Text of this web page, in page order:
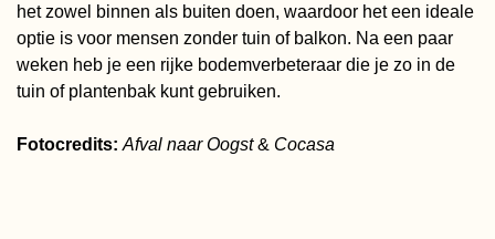
het zowel binnen als buiten doen, waardoor het een ideale
optie is voor mensen zonder tuin of balkon. Na een paar
weken heb je een rijke bodemverbeteraar die je zo in de
tuin of plantenbak kunt gebruiken.
Fotocredits: Afval naar Oogst& Cocasa